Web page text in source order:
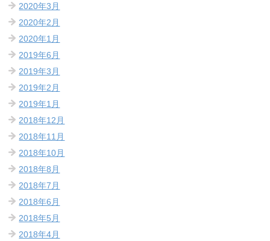
2020年3月
2020年2月
2020年1月
2019年6月
2019年3月
2019年2月
2019年1月
2018年12月
2018年11月
2018年10月
2018年8月
2018年7月
2018年6月
2018年5月
2018年4月